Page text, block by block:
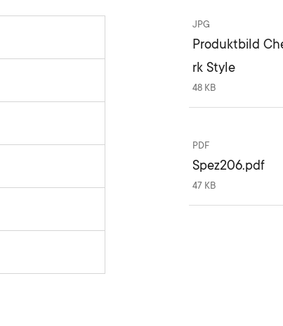
JPG
Produktbild
rk Style
48 KB
PDF
Spez206.pdf
47 KB